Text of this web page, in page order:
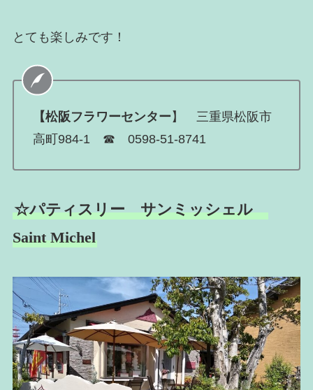
とても楽しみです！
【松阪フラワーセンター 】 三重県松阪市
高町984-1 ☎ 0598-51-8741
☆パティスリー サンミッシェル
Saint Michel